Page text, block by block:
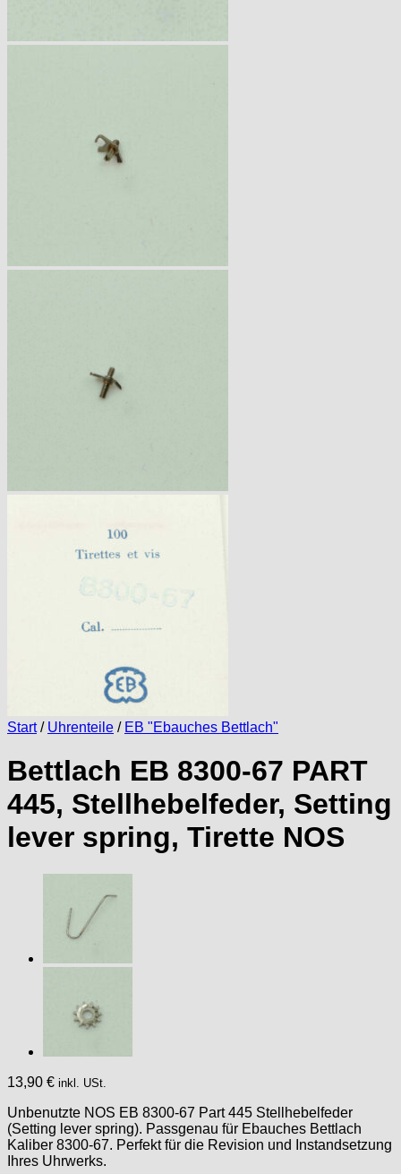
Start / Uhrenteile / EB "Ebauches Bettlach"
Bettlach EB 8300-67 PART
445, Stellhebelfeder, Setting
lever spring, Tirette NOS
13,90 € inkl. USt.
Unbenutzte NOS EB 8300-67 Part 445 Stellhebelfeder
(Setting lever spring). Passgenau für Ebauches Bettlach
Kaliber 8300-67. Perfekt für die Revision und Instandsetzung
Ihres Uhrwerks.